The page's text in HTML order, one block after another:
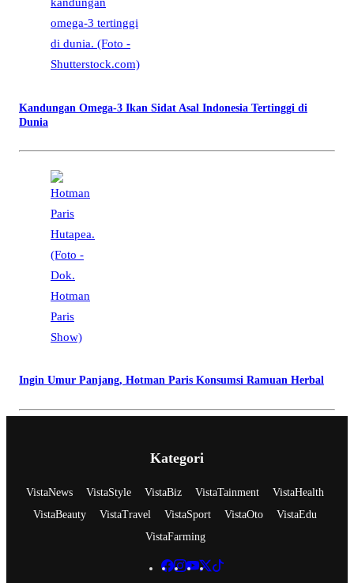
Kandungan Omega-3 Ikan Sidat Asal Indonesia Tertinggi di
Dunia
Ingin Umur Panjang, Hotman Paris Konsumsi Ramuan Herbal
Kategori
VistaNews VistaStyle VistaBiz VistaTainment
VistaHealth
VistaBeauty
VistaTravel VistaSport VistaOto
VistaEdu
VistaFarming